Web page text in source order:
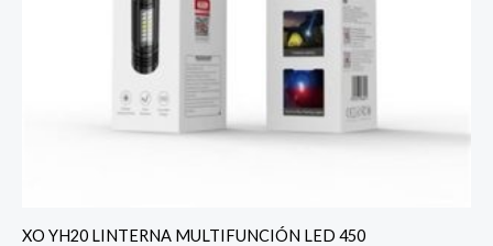
XO YH20 LINTERNA MULTIFUNCIÓN LED 450